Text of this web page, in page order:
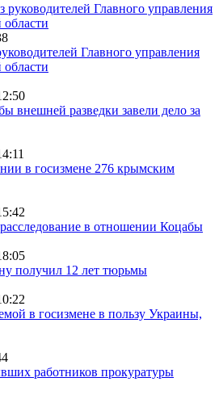
Главного управления
внешней разведки завели дело за
в госизмене 276 крымским
в отношении Коцабы
получил 12 лет тюрьмы
в госизмене в пользу Украины,
работников прокуратуры